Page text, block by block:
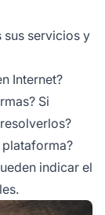
servicios y
Internet?
Si
indicar el